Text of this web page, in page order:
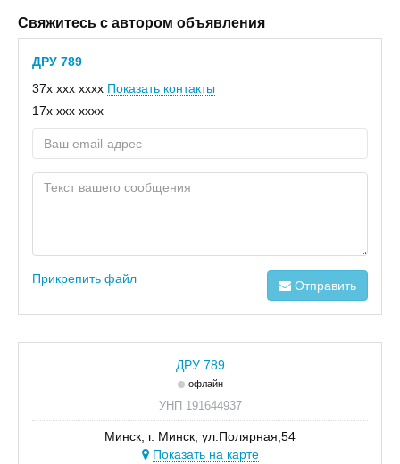
Свяжитесь с автором объявления
ДРУ 789
37x xxx xxxx Показать контакты
17x xxx xxxx
Прикрепить файл Отправить
ДРУ 789
офлайн
УНП 191644937
Минск, г. Минск, ул.Полярная,54
Показать на карте